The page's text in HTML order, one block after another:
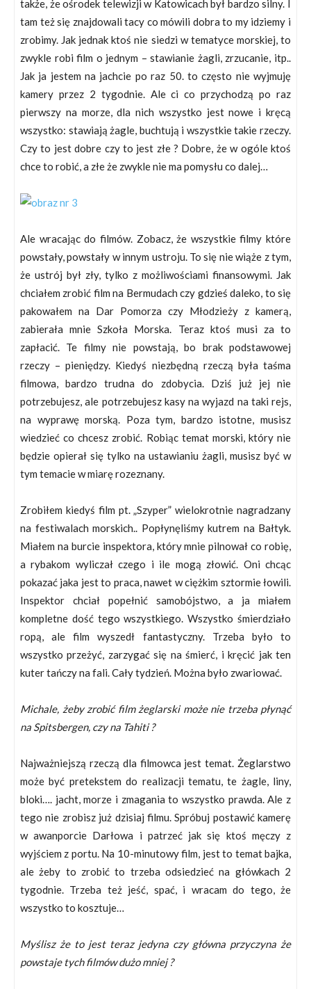
także, że ośrodek telewizji w Katowicach był bardzo silny. I
tam też się znajdowali tacy co mówili dobra to my idziemy i
zrobimy. Jak jednak ktoś nie siedzi w tematyce morskiej, to
zwykle robi film o jednym – stawianie żagli, zrzucanie, itp..
Jak ja jestem na jachcie po raz 50. to często nie wyjmuję
kamery przez 2 tygodnie. Ale ci co przychodzą po raz
pierwszy na morze, dla nich wszystko jest nowe i kręcą
wszystko: stawiają żagle, buchtują i wszystkie takie rzeczy.
Czy to jest dobre czy to jest złe ? Dobre, że w ogóle ktoś
chce to robić, a złe że zwykle nie ma pomysłu co dalej…
Ale wracając do filmów. Zobacz, że wszystkie filmy które
powstały, powstały w innym ustroju. To się nie wiąże z tym,
że ustrój był zły, tylko z możliwościami finansowymi. Jak
chciałem zrobić film na Bermudach czy gdzieś daleko, to się
pakowałem na Dar Pomorza czy Młodzieży z kamerą,
zabierała mnie Szkoła Morska. Teraz ktoś musi za to
zapłacić. Te filmy nie powstają, bo brak podstawowej
rzeczy – pieniędzy. Kiedyś niezbędną rzeczą była taśma
filmowa, bardzo trudna do zdobycia. Dziś już jej nie
potrzebujesz, ale potrzebujesz kasy na wyjazd na taki rejs,
na wyprawę morską. Poza tym, bardzo istotne, musisz
wiedzieć co chcesz zrobić. Robiąc temat morski, który nie
będzie opierał się tylko na ustawianiu żagli, musisz być w
tym temacie w miarę rozeznany.
Zrobiłem kiedyś film pt. „Szyper” wielokrotnie nagradzany
na festiwalach morskich.. Popłynęliśmy kutrem na Bałtyk.
Miałem na burcie inspektora, który mnie pilnował co robię,
a rybakom wyliczał czego i ile mogą złowić. Oni chcąc
pokazać jaka jest to praca, nawet w ciężkim sztormie łowili.
Inspektor chciał popełnić samobójstwo, a ja miałem
kompletne dość tego wszystkiego. Wszystko śmierdziało
ropą, ale film wyszedł fantastyczny. Trzeba było to
wszystko przeżyć, zarzygać się na śmierć, i kręcić jak ten
kuter tańczy na fali. Cały tydzień. Można było zwariować.
Michale, żeby zrobić film żeglarski może nie trzeba płynąć
na Spitsbergen, czy na Tahiti ?
Najważniejszą rzeczą dla filmowca jest temat. Żeglarstwo
może być pretekstem do realizacji tematu, te żagle, liny,
bloki…. jacht, morze i zmagania to wszystko prawda. Ale z
tego nie zrobisz już dzisiaj filmu. Spróbuj postawić kamerę
w awanporcie Darłowa i patrzeć jak się ktoś męczy z
wyjściem z portu. Na 10-minutowy film, jest to temat bajka,
ale żeby to zrobić to trzeba odsiedzieć na główkach 2
tygodnie. Trzeba też jeść, spać, i wracam do tego, że
wszystko to kosztuje…
Myślisz że to jest teraz jedyna czy główna przyczyna że
powstaje tych filmów dużo mniej ?